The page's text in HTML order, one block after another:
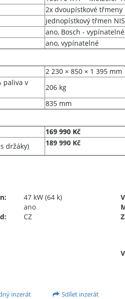
2x dvoupístkové třmeny
jednopístkový třmen
ano, Bosch - vypínatelné
ano, vypínatelné
2 230 × 850 × 1 395 mm
paliva v
206 kg
835 mm
169 990 Kč
držáky)
189 990 Kč
47 kW (64 k)
ano
CZ
inzerát Sdílet inzerát